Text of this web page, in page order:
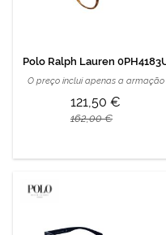
Polo Ralph Lauren
O preço inclui apenas a armação
121,50 €
162,00 €